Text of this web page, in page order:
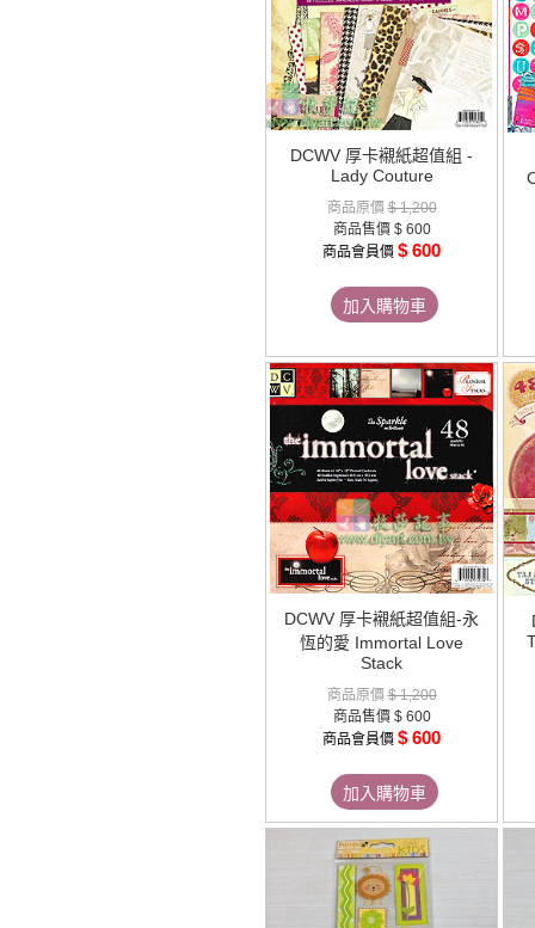
DCWV 厚卡襯紙超值組 -
Lady Couture
商品原價$ 1,200
商品售價 $ 600
商品會員價 $ 600
加入購物車
DCWV 厚卡襯紙超值組-永
恆的愛 Immortal Love
Stack
商品原價$ 1,200
商品售價 $ 600
商品會員價 $ 600
加入購物車